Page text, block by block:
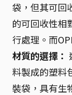
袋，但其可回
的可回收性相
行處理。而
材質的選擇：
料製成的塑料
裝袋，具有生